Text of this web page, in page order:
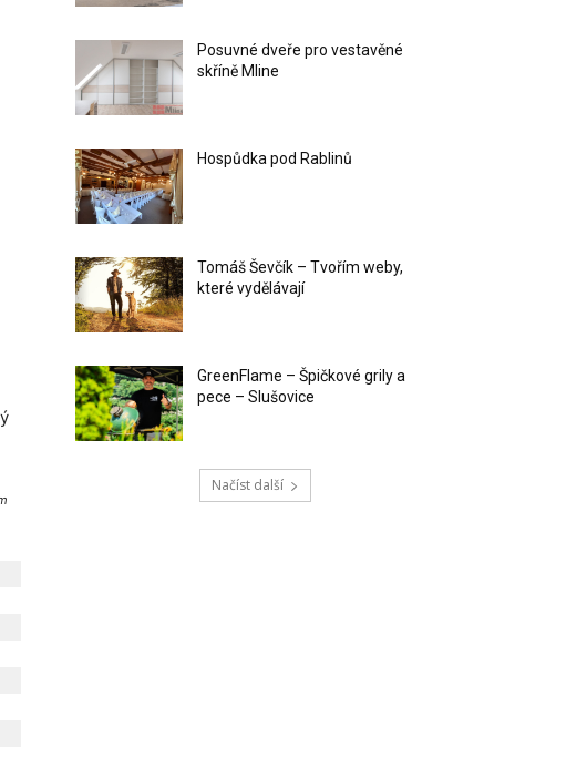
Posuvné dveře pro vestavěné
skříně Mline
Hospůdka pod Rablinů
Tomáš Ševčík – Tvořím weby,
které vydělávají
GreenFlame – Špičkové grily a
pece – Slušovice
Načíst další